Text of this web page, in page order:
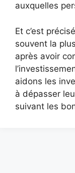
auxquelles
Et c’est
souvent la
après avoir
aidons les
à dépasser
suivant les